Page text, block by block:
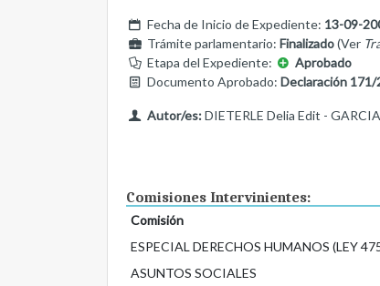
Fecha de Inicio de Expediente: 13-09-
Trámite parlamentario: Finalizado(Ver
Etapa del Expediente:
Aprobado
Documento Aprobado: Declaración 171/
Autor/es:DIETERLE Delia Edit -
Comisiones Intervinientes:
Comisión
ESPECIAL DERECHOS HUMANOS (LEY
ASUNTOS SOCIALES